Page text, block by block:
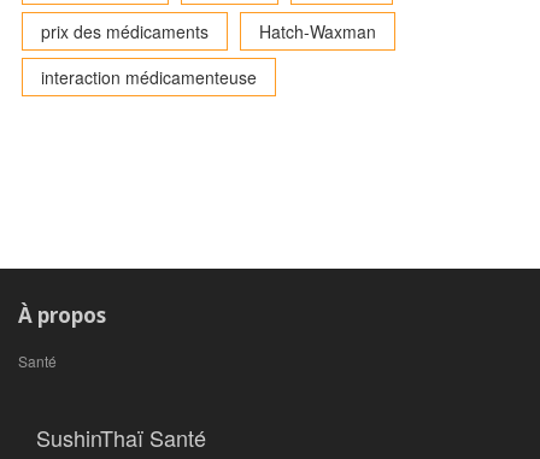
prix des médicaments
Hatch-Waxman
interaction médicamenteuse
À propos
Santé
SushinThaï Santé